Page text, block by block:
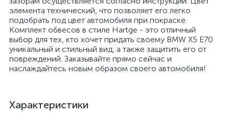
элемента технический, что позволяет его легко
подобрать под цвет автомобиля при покраске.
Комплект обвесов в стиле Hartge - это отличный
выбор для тех, кто хочет придать своему BMW X5 E70
уникальный и стильный вид, а также защитить его от
повреждений. Заказывайте прямо сейчас и
наслаждайтесь новым образом своего автомобиля!
Характеристики